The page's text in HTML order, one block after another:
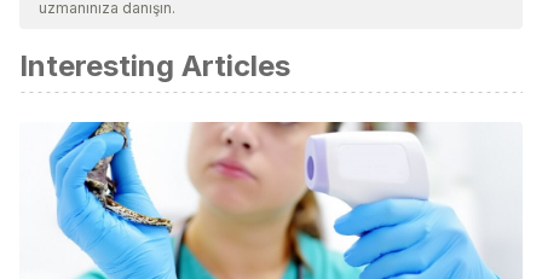
uzmanınıza danışın.
Interesting Articles